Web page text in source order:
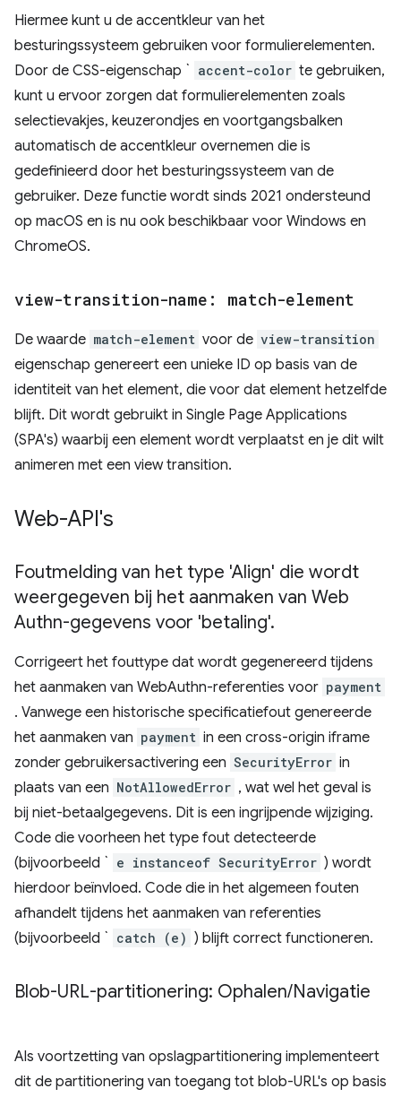
Hiermee kunt u de accentkleur van het
besturingssysteem gebruiken voor formulierelementen.
Door de CSS-eigenschap ` accent-color te gebruiken,
kunt u ervoor zorgen dat formulierelementen zoals
selectievakjes, keuzerondjes en voortgangsbalken
automatisch de accentkleur overnemen die is
gedefinieerd door het besturingssysteem van de
gebruiker. Deze functie wordt sinds 2021 ondersteund
op macOS en is nu ook beschikbaar voor Windows en
ChromeOS.
view-transition-name: match-element
De waarde match-element voor de view-transition
eigenschap genereert een unieke ID op basis van de
identiteit van het element, die voor dat element hetzelfde
blijft. Dit wordt gebruikt in Single Page Applications
(SPA's) waarbij een element wordt verplaatst en je dit wilt
animeren met een view transition.
Web-API's
Foutmelding van het type 'Align' die wordt
weergegeven bij het aanmaken van Web
Authn-gegevens voor 'betaling'.
Corrigeert het fouttype dat wordt gegenereerd tijdens
het aanmaken van WebAuthn-referenties voor payment
. Vanwege een historische specificatiefout genereerde
het aanmaken van payment in een cross-origin iframe
zonder gebruikersactivering een SecurityError in
plaats van een NotAllowedError , wat wel het geval is
bij niet-betaalgegevens. Dit is een ingrijpende wijziging.
Code die voorheen het type fout detecteerde
(bijvoorbeeld ` e instanceof SecurityError ) wordt
hierdoor beïnvloed. Code die in het algemeen fouten
afhandelt tijdens het aanmaken van referenties
(bijvoorbeeld ` catch (e) ) blijft correct functioneren.
Blob-URL-partitionering: Ophalen/Navigatie
Als voortzetting van opslagpartitionering implementeert
dit de partitionering van toegang tot blob-URL's op basis